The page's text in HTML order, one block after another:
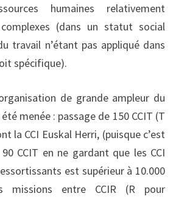
humaines relativement
(dans un statut social
travail n’étant pas appliqué dans
spécifique).
de grande ampleur du
menée : passage de 150 CCIT (T
la CCI Euskal Herri, (puisque c’est
CCIT en ne gardant que les CCI
est supérieur à 10.000
missions entre CCIR (R pour